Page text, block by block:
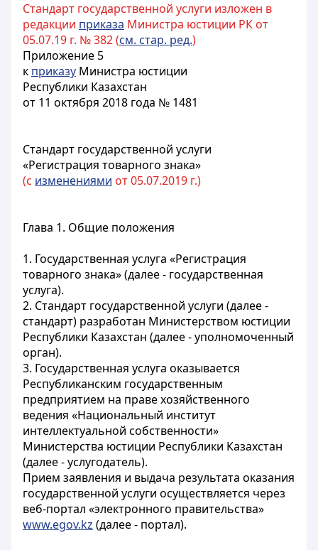
Стандарт государственной услуги изложен в
редакции приказа Министра юстиции РК от
05.07.19 г. № 382 (см. стар. ред.)
Приложение 5
к приказу Министра юстиции
Республики Казахстан
от 11 октября 2018 года № 1481
Стандарт государственной услуги
«Регистрация товарного знака»
(с изменениями от 05.07.2019 г.)
Глава 1. Общие положения
1. Государственная услуга «Регистрация
товарного знака» (далее - государственная
услуга).
2. Стандарт государственной услуги (далее -
стандарт) разработан Министерством юстиции
Республики Казахстан (далее - уполномоченный
орган).
3. Государственная услуга оказывается
Республиканским государственным
предприятием на праве хозяйственного
ведения «Национальный институт
интеллектуальной собственности»
Министерства юстиции Республики Казахстан
(далее - услугодатель).
Прием заявления и выдача результата оказания
государственной услуги осуществляется через
веб-портал «электронного правительства»
www.egov.kz (далее - портал).